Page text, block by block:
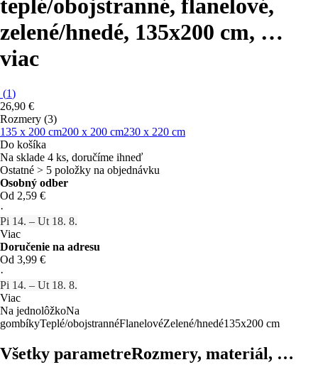
teplé/obojstranné, flanelové,
zelené/hnedé, 135x200 cm, …
viac
(1)
26,90 €
Rozmery (3)
135 x 200 cm200 x 200 cm230 x 220 cm
Do košíka
Na sklade 4 ks, doručíme ihneď
Ostatné > 5 položky na objednávku
Osobný odber
Od 2,59 €
·
Pi 14. – Ut 18. 8.
Viac
Doručenie na adresu
Od 3,99 €
·
Pi 14. – Ut 18. 8.
Viac
Na jednolôžkoNa
gombíkyTeplé/obojstrannéFlanelovéZelené/hnedé135x200 cm
Všetky parametreRozmery, materiál, …